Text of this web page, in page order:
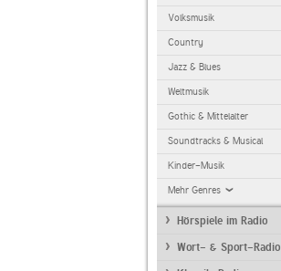
Volksmusik
Country
Jazz & Blues
Weltmusik
Gothic & Mittelalter
Soundtracks & Musical
Kinder-Musik
Mehr Genres
Hörspiele im Radio
Wort- & Sport-Radio